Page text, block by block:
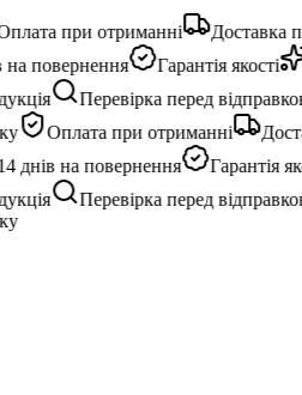
при отриманні Доставка
повернення
Гарантія якості
Перевірка перед
Оплата при отриманні
днів на повернення
Гарантія
Перевірка перед